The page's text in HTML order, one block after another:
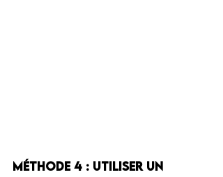
Méthode 4 : Utiliser un